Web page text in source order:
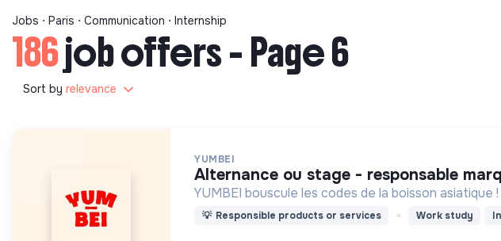
Jobs ⋅ Paris ⋅ Communication ⋅ Internship
186job offers - Page 6
Sort by relevance
YUMBEI
alternance ou stage - responsable
YUMBEI bouscule les codes de la boisson
💡 Responsible products or services Work study